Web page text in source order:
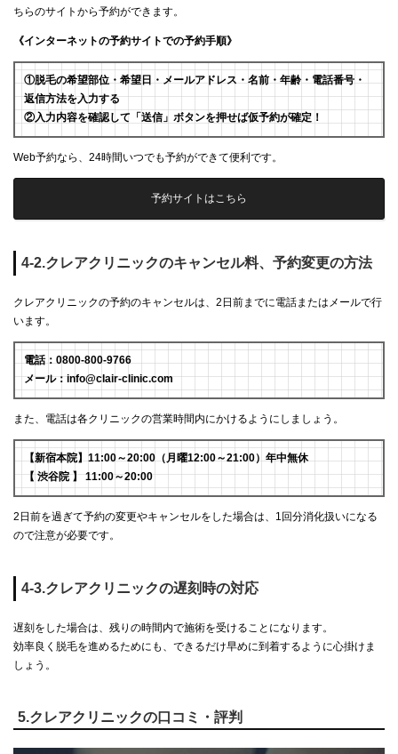
ちらのサイトから予約ができます。
《インターネットの予約サイトでの予約手順》
①脱毛の希望部位・希望日・メールアドレス・名前・年齢・電話番号・
返信方法を入力する
②入力内容を確認して「送信」ボタンを押せば仮予約が確定！
Web予約なら、24時間いつでも予約ができて便利です。
予約サイトはこちら
4-2.クレアクリニックのキャンセル料、予約変更の方法
クレアクリニックの予約のキャンセルは、2日前までに電話またはメールで行
います。
電話：0800-800-9766
メール：info@clair-clinic.com
また、電話は各クリニックの営業時間内にかけるようにしましょう。
【新宿本院】11:00～20:00（月曜12:00～21:00）年中無休
【 渋谷院 】 11:00～20:00
2日前を過ぎて予約の変更やキャンセルをした場合は、1回分消化扱いになる
ので注意が必要です。
4-3.クレアクリニックの遅刻時の対応
遅刻をした場合は、残りの時間内で施術を受けることになります。
効率良く脱毛を進めるためにも、できるだけ早めに到着するように心掛けま
しょう。
5.クレアクリニックの口コミ・評判